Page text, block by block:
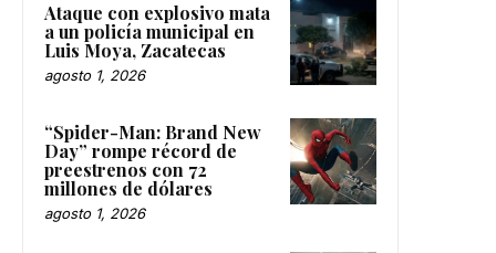
Ataque con explosivo mata
a un policía municipal en
Luis Moya, Zacatecas
agosto 1, 2026
“Spider-Man: Brand New
Day” rompe récord de
preestrenos con 72
millones de dólares
agosto 1, 2026